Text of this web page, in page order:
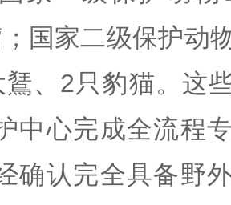
国家二级保护动
、2只豹猫。这
中心完成全流程
确认完全具备野